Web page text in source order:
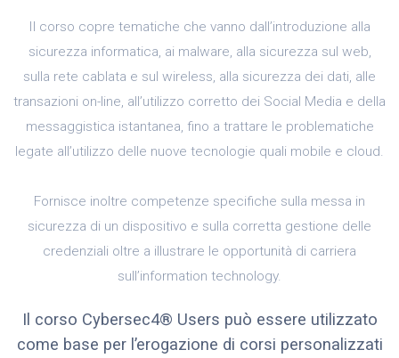
Il corso copre tematiche che vanno dall’introduzione alla
sicurezza informatica, ai malware, alla sicurezza sul web,
sulla rete cablata e sul wireless, alla sicurezza dei dati, alle
transazioni on-line, all’utilizzo corretto dei Social Media e della
messaggistica istantanea, fino a trattare le problematiche
legate all’utilizzo delle nuove tecnologie quali mobile e cloud.
Fornisce inoltre competenze specifiche sulla messa in
sicurezza di un dispositivo e sulla corretta gestione delle
credenziali oltre a illustrare le opportunità di carriera
sull’information technology.
Il corso Cybersec4® Users può essere utilizzato
come base per l’erogazione di corsi personalizzati